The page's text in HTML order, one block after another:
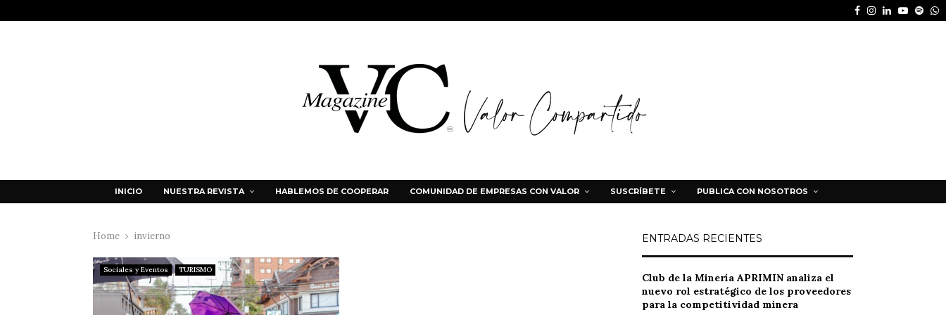
Facebook
Instagram
LinkedinYoutube
INICIO NUESTRA REVISTA HABLEMOS DE COOPERAR COMUNIDAD DE EMPRESAS CON VALOR SUSCRÍBETE PUBLICA CON NOSOTROS
Home invierno
Sociales y Eventos TURISMO
ENTRADAS RECIENTES
Club de la Minería APRIMIN analiza el
nuevo rol estratégico de los proveedores
para la competitividad minera